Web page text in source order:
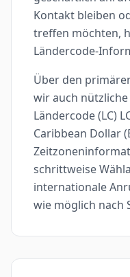
Kontakt bleiben
treffen möchten,
Ländercode-
Über den
wir auch nützliche
Ländercode (LC)
Caribbean Dollar
schrittweise
internationale
wie möglich nach